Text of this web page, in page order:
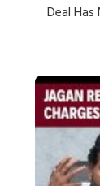
Deal